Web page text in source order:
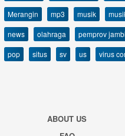
Merangin
mp3 musik
news
olahraga pemprov jambi
pop
situs sv us virus
ABOUT US